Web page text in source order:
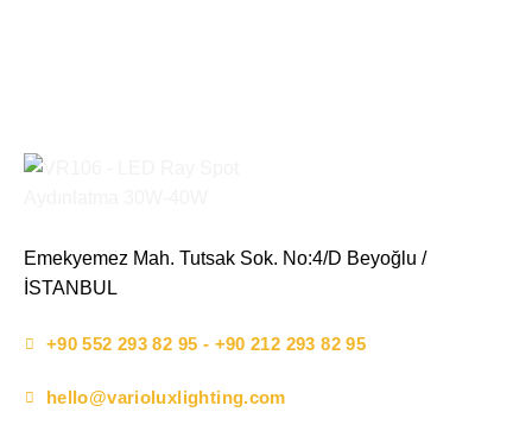
Emekyemez Mah. Tutsak Sok. No:4/D Beyoğlu /
İSTANBUL
+90 552 293 82 95 - +90 212 293 82 95
hello@varioluxlighting.com